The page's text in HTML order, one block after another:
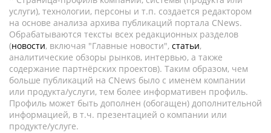
услуги), технологии, персоны и т.п. создается редактором
на основе анализа архива публикаций портала CNews.
Обрабатываются тексты всех редакционных разделов
(новости, включая "Главные новости", статьи,
аналитические обзоры рынков, интервью, а также
содержание партнёрских проектов). Таким образом, чем
больше публикаций на CNews было с именем компании
или продукта/услуги, тем более информативен профиль.
Профиль может быть дополнен (обогащен) дополнительной
информацией, в т.ч. презентацией о компании или
продукте/услуге.